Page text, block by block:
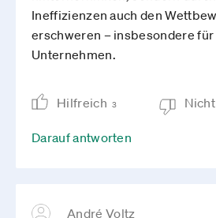
Ineffizienzen auch den
erschweren – insbesondere
Unternehmen.
Hilfreich 3
Darauf antworten
André Voltz